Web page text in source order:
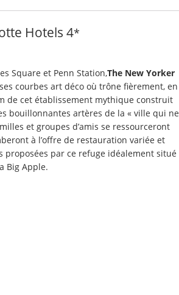
Hotels 4*
Square et Penn Station,The New Yorker
courbes art déco où trône fièrement, en
de cet établissement mythique construit
bouillonnantes artères de la « ville qui ne
et groupes d’amis se ressourceront
à l’offre de restauration variée et
par ce refuge idéalement situé
Big Apple.